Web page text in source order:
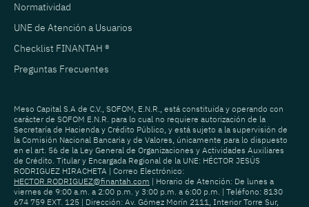
Normatividad
UNE de Atención a Usuarios
Checklist FINANTAH ®
Preguntas Frecuentes
Meso Capital S.A de C.V., SOFOM, E.N.R., está constituida y operando con
carácter de SOFOM E.N.R. para lo cual no requiere autorización de la
Secretaría de Hacienda y Crédito Público, y está sujeto a la supervisión de
la Comisión Nacional Bancaria y de Valores, únicamente para lo dispuesto
en el art. 56 de la Ley General de Organizaciones y Actividades Auxiliares
de Crédito. Titular y Encargada Regional de la UNE: HÉCTOR JESÚS
RODRIGUEZ HIRACHETA | Correo Electrónico:
HECTOR.RODRIGUEZ@finantah.com | Horario de Atención: De lunes a
viernes de 9:00 a.m. a 2:00 p.m. y 3:00 p.m. a 6:00 p.m. | Teléfono: 8130
674 759 EXT. 125 | Dirección: Av. Gómez Morín 2111, Interior Torre Sur,